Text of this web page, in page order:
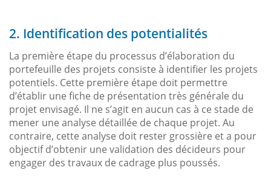
2. Identification des potentialités
La première étape du processus d’élaboration du
portefeuille des projets consiste à identifier les projets
potentiels. Cette première étape doit permettre
d’établir une fiche de présentation très générale du
projet envisagé. Il ne s’agit en aucun cas à ce stade de
mener une analyse détaillée de chaque projet. Au
contraire, cette analyse doit rester grossière et a pour
objectif d’obtenir une validation des décideurs pour
engager des travaux de cadrage plus poussés.